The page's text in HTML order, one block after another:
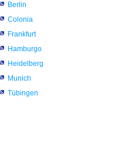
Berlin
Colonia
Frankfurt
Hamburgo
Heidelberg
Munich
Tübingen